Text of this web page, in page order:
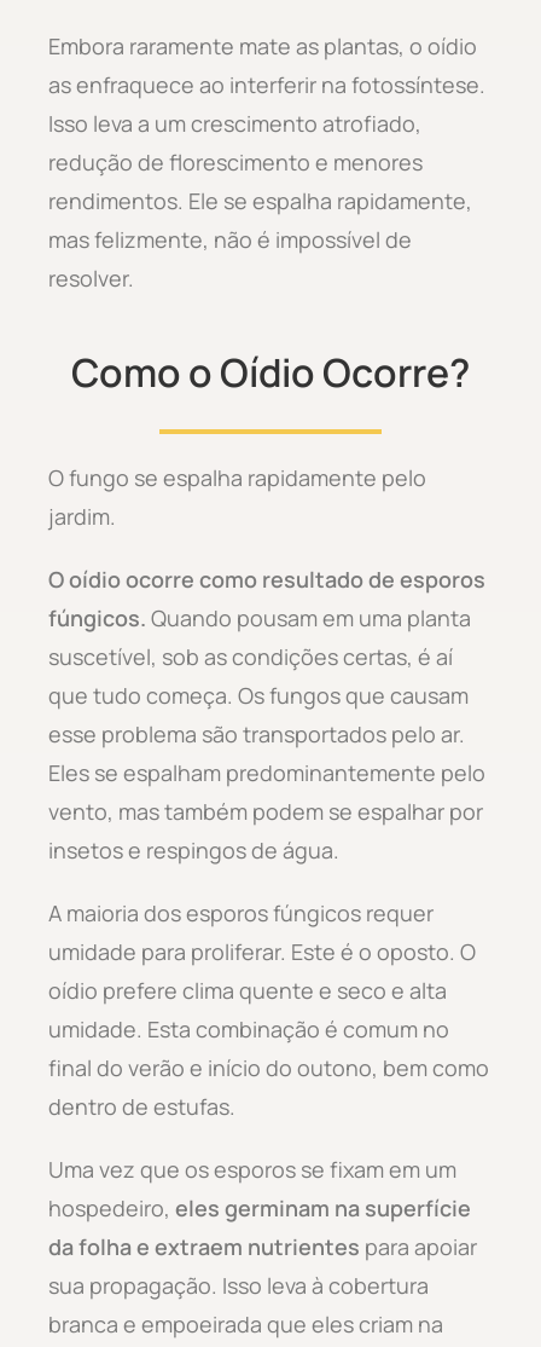
Embora raramente mate as plantas, o oídio
as enfraquece ao interferir na fotossíntese.
Isso leva a um crescimento atrofiado,
redução de florescimento e menores
rendimentos. Ele se espalha rapidamente,
mas felizmente, não é impossível de
resolver.
Como o Oídio Ocorre?
O fungo se espalha rapidamente pelo
jardim.
O oídio ocorre como resultado de esporos
fúngicos. Quando pousam em uma planta
suscetível, sob as condições certas, é aí
que tudo começa. Os fungos que causam
esse problema são transportados pelo ar.
Eles se espalham predominantemente pelo
vento, mas também podem se espalhar por
insetos e respingos de água.
A maioria dos esporos fúngicos requer
umidade para proliferar. Este é o oposto. O
oídio prefere clima quente e seco e alta
umidade. Esta combinação é comum no
final do verão e início do outono, bem como
dentro de estufas.
Uma vez que os esporos se fixam em um
hospedeiro, eles germinam na superfície
da folha e extraem nutrientes para apoiar
sua propagação. Isso leva à cobertura
branca e empoeirada que eles criam na